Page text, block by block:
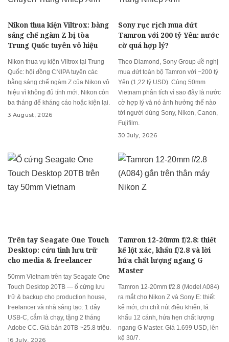
Nikon thua kiện Viltrox: bằng
sáng chế ngàm Z bị tòa
Trung Quốc tuyên vô hiệu
Nikon thua vụ kiện Viltrox tại Trung
Quốc: hội đồng CNIPA tuyên các
bằng sáng chế ngàm Z của Nikon vô
hiệu vì không đủ tính mới. Nikon còn
ba tháng để kháng cáo hoặc kiện lại.
3 August, 2026
Sony rục rịch mua đứt
Tamron với 200 tỷ Yên: nước
cờ quá hợp lý?
Theo Diamond, Sony Group đề nghị
mua đứt toàn bộ Tamron với ~200 tỷ
Yên (1,22 tỷ USD). Cùng 50mm
Vietnam phân tích vì sao đây là nước
cờ hợp lý và nó ảnh hưởng thế nào
tới người dùng Sony, Nikon, Canon,
Fujifilm.
30 July, 2026
Trên tay Seagate One Touch
Desktop: cứu tinh lưu trữ
cho media & freelancer
50mm Vietnam trên tay Seagate One
Touch Desktop 20TB — ổ cứng lưu
trữ & backup cho production house,
freelancer và nhà sáng tạo: 1 dây
USB-C, cắm là chạy, tặng 2 tháng
Adobe CC. Giá bản 20TB ~25.8 triệu.
16 July, 2026
Tamron 12-20mm f/2.8: thiết
kế lột xác, khẩu f/2.8 và lời
hứa chất lượng ngang G
Master
Tamron 12-20mm f/2.8 (Model A084)
ra mắt cho Nikon Z và Sony E: thiết
kế mới, chi chít nút điều khiển, lá
khẩu 12 cánh, hứa hẹn chất lượng
ngang G Master. Giá 1.699 USD, lên
kệ 30/7.